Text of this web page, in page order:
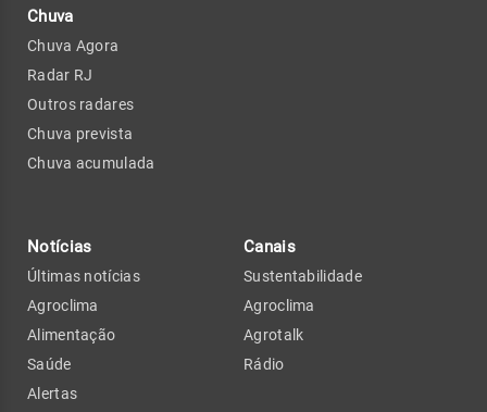
Chuva
Chuva Agora
Radar RJ
Outros radares
Chuva prevista
Chuva acumulada
Notícias
Últimas notícias
Agroclima
Alimentação
Saúde
Alertas
Canais
Sustentabilidade
Agroclima
Agrotalk
Rádio